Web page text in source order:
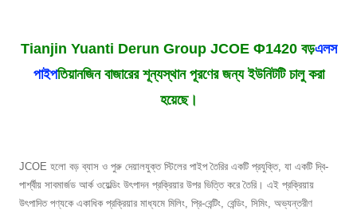
Tianjin Yuanti Derun Group JCOE Φ1420 বড়এলস
পাইপতিয়ানজিন বাজারের শূন্যস্থান পূরণের জন্য ইউনিটটি চালু করা
হয়েছে।
JCOE হলো বড় ব্যাস ও পুরু দেয়ালযুক্ত স্টিলের পাইপ তৈরির একটি প্রযুক্তি, যা একটি দ্বি-
পার্শ্বীয় সাবমার্জড আর্ক ওয়েল্ডিং উৎপাদন প্রক্রিয়ার উপর ভিত্তি করে তৈরি। এই প্রক্রিয়ায়
উৎপাদিত পণ্যকে একাধিক প্রক্রিয়ার মাধ্যমে মিলিং, প্রি-বেন্টিং, বেন্ডিং, সিমিং, অভ্যন্তরীণ